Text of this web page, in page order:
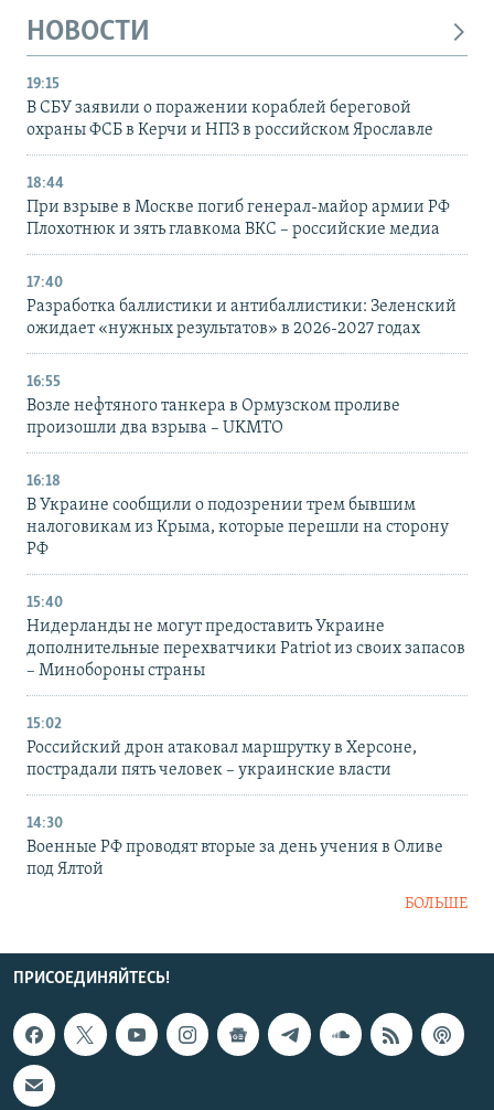
НОВОСТИ
19:15
В СБУ заявили о поражении кораблей береговой
охраны ФСБ в Керчи и НПЗ в российском Ярославле
18:44
При взрыве в Москве погиб генерал-майор армии РФ
Плохотнюк и зять главкома ВКС – российские медиа
17:40
Разработка баллистики и антибаллистики: Зеленский
ожидает «нужных результатов» в 2026-2027 годах
16:55
Возле нефтяного танкера в Ормузском проливе
произошли два взрыва – UKMTO
16:18
В Украине сообщили о подозрении трем бывшим
налоговикам из Крыма, которые перешли на сторону
РФ
15:40
Нидерланды не могут предоставить Украине
дополнительные перехватчики Patriot из своих запасов
– Минобороны страны
15:02
Российский дрон атаковал маршрутку в Херсоне,
пострадали пять человек – украинские власти
14:30
Военные РФ проводят вторые за день учения в Оливе
под Ялтой
БОЛЬШЕ
ПРИСОЕДИНЯЙТЕСЬ!